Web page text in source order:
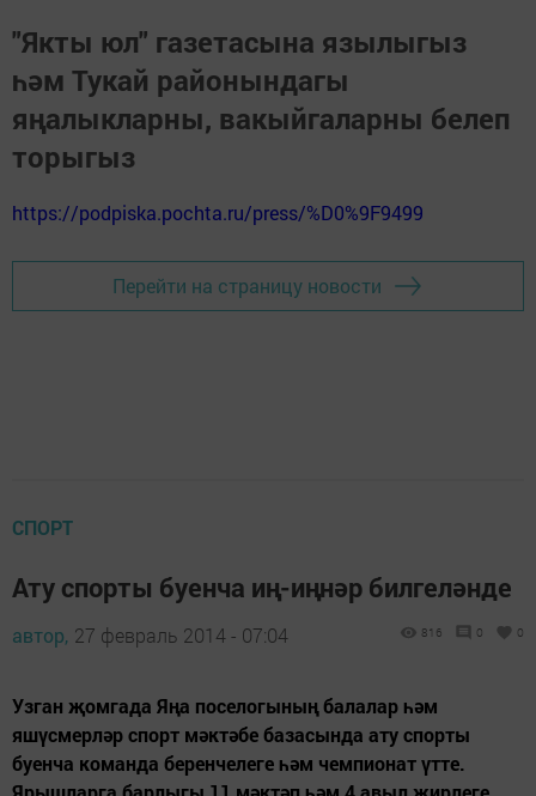
"Якты юл" газетасына язылыгыз
һәм Тукай районындагы
яңалыкларны, вакыйгаларны белеп
торыгыз
https://podpiska.pochta.ru/press/%D0%9F9499
Перейти на страницу новости
СПОРТ
Ату спорты буенча иң-иңнәр билгеләнде
автор, 27 февраль 2014 - 07:04 816 0 0
Узган җомгада Яңа поселогының балалар һәм
яшүсмерләр спорт мәктәбе базасында ату спорты
буенча команда беренчелеге һәм чемпионат үтте.